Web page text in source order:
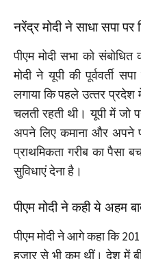
नरेंद्र मोदी ने साधा सपा पर
पीएम मोदी सभा को
मोदी ने यूपी की पूर्ववर्ती
लगाया कि पहले उत्‍तर प्रदेश
चलती रहती थी। यूपी में जो
अपने लिए कमाना और अपने
प्राथमिकता गरीब का पैसा
सुविधाएं देना है।
पीएम मोदी ने कही ये अहम
पीएम मोदी ने आगे कहा कि
हजार से भी कम थीं। देश में